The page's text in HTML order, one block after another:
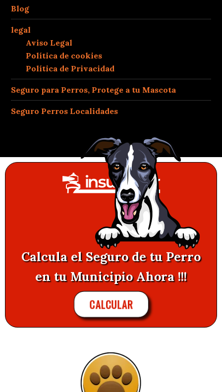
Blog
legal
Aviso Legal
Política de cookies
Política de Privacidad
Seguro para Perros, Protege a tu Mascota
Seguro Perros Localidades
Calcula el Seguro de tu Perro
en tu Municipio Ahora !!!
CALCULAR